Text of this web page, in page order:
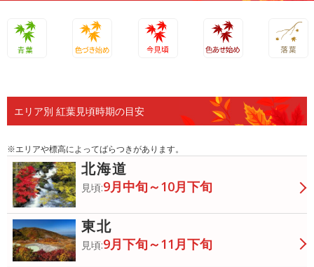
エリア別 紅葉見頃時期の目安
※エリアや標高によってばらつきがあります。
北海道
見頃:9月中旬～10月下旬
東北
見頃:9月下旬～11月下旬